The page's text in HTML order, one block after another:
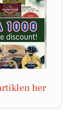
her